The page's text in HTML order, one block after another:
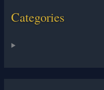
Categories